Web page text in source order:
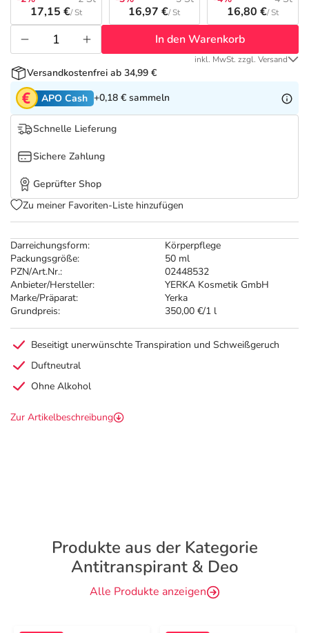
Tierapotheke
Vitamine & Mineralstoffe
Marken
Salus Deals
Darreichungsform:
Körperpflege
Packungsgröße:
50 ml
PZN/Art.Nr.:
02448532
Anbieter/Hersteller:
YERKA Kosmetik GmbH
Marke/Präparat:
Yerka
Grundpreis:
350,00 €/1 l
17,15 €/ St 16,97 €/ St 16,80 €/ St
In den Warenkorb
inkl. MwSt. zzgl. Versand
Versandkostenfrei ab 34,99 €
APO Cash +0,18 € sammeln
Schnelle Lieferung
Sichere Zahlung
Geprüfter Shop
Zu meiner Favoriten-Liste hinzufügen
Beseitigt unerwünschte Transpiration und Schweißgeruch
Duftneutral
Ohne Alkohol
Zur Artikelbeschreibung
Produkte aus der Kategorie
Antitranspirant & Deo
Alle Produkte anzeigen